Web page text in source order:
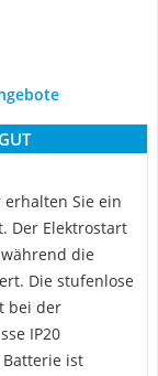
erhalten Sie ein
Der Elektrostart
die
Die stufenlose
bei der
IP20
ist